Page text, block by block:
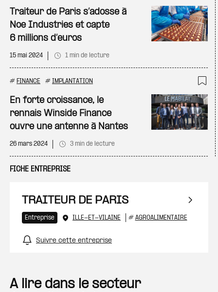
Traiteur de Paris s’adosse à
Noe Industries et capte
6 millions d’euros
15 mai 2024 1 min de lecture
# FINANCE # IMPLANTATION
En forte croissance, le
rennais Winside Finance
ouvre une antenne à Nantes
26 mars 2024 3 min de lecture
FICHE ENTREPRISE
TRAITEUR DE PARIS
Entreprise ILLE-ET-VILAINE # AGROALIMENTAIRE
Suivre cette entreprise
A lire dans le secteur